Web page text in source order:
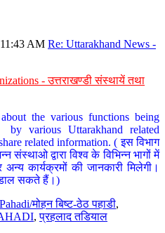
AM Re: Uttarakhand News -
- उत्तराखण्डी संस्थायें तथा
the various functions being
various Uttarakhand related
related information. ( इस विभाग
संस्थाओ द्वारा विश्व के विभिन्न भागों में
कार्यक्रमों की जानकारी मिलेगी।
डाल सकते हैं।)
मोहन बिष्ट-ठेठ पहाडी,
,प्रहलाद तडियाल